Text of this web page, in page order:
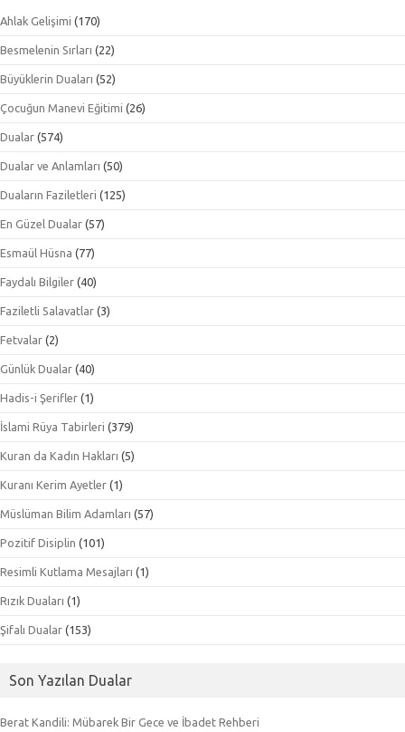
Ahlak Gelişimi (170)
Besmelenin Sırları (22)
Büyüklerin Duaları (52)
Çocuğun Manevi Eğitimi (26)
Dualar (574)
Dualar ve Anlamları (50)
Duaların Faziletleri (125)
En Güzel Dualar (57)
Esmaül Hüsna (77)
Faydalı Bilgiler (40)
Faziletli Salavatlar (3)
Fetvalar (2)
Günlük Dualar (40)
Hadis-i Şerifler (1)
İslami Rüya Tabirleri (379)
Kuran da Kadın Hakları (5)
Kuranı Kerim Ayetler (1)
Müslüman Bilim Adamları (57)
Pozitif Disiplin (101)
Resimli Kutlama Mesajları (1)
Rızık Duaları (1)
Şifalı Dualar (153)
Son Yazılan Dualar
Berat Kandili: Mübarek Bir Gece ve İbadet Rehberi